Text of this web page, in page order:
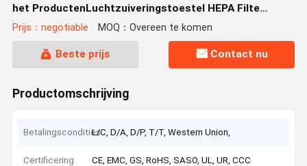
het ProductenLuchtzuiveringstoestel HEPA Filte
Draagbaar van het de Zuiveringsinstallatiehuis de
Prijs：negotiable MOQ：Overeen te komen
Beste prijs Contact nu
Productomschrijving
BetalingsconditiesL/C, D/A, D/P, T/T, Western Union,
Certificering CE, EMC, GS, RoHS, SASO, UL, UR, CCC